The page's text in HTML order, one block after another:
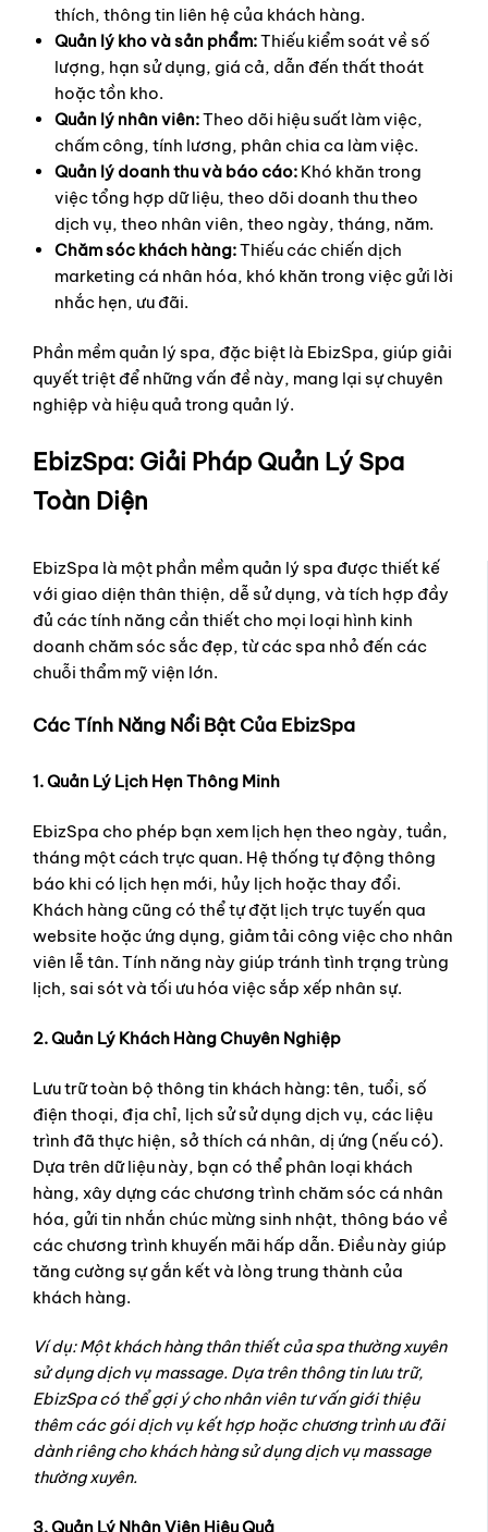
thích, thông tin liên hệ của khách hàng.
Quản lý kho và sản phẩm:Thiếu kiểm soát về số
lượng, hạn sử dụng, giá cả, dẫn đến thất thoát
hoặc tồn kho.
Quản lý nhân viên:Theo dõi hiệu suất làm việc,
chấm công, tính lương, phân chia ca làm việc.
Quản lý doanh thu và báo cáo: Khó khăn trong
việc tổng hợp dữ liệu, theo dõi doanh thu theo
dịch vụ, theo nhân viên, theo ngày, tháng, năm.
Chăm sóc khách hàng:Thiếu các chiến dịch
marketing cá nhân hóa, khó khăn trong việc gửi lời
nhắc hẹn, ưu đãi.
Phần mềm quản lý spa, đặc biệt là EbizSpa, giúp giải
quyết triệt để những vấn đề này, mang lại sự chuyên
nghiệp và hiệu quả trong quản lý.
EbizSpa: Giải Pháp Quản Lý Spa
Toàn Diện
EbizSpa là một phần mềm quản lý spa được thiết kế
với giao diện thân thiện, dễ sử dụng, và tích hợp đầy
đủ các tính năng cần thiết cho mọi loại hình kinh
doanh chăm sóc sắc đẹp, từ các spa nhỏ đến các
chuỗi thẩm mỹ viện lớn.
Các Tính Năng Nổi Bật Của EbizSpa
1. Quản Lý Lịch Hẹn Thông Minh
EbizSpa cho phép bạn xem lịch hẹn theo ngày, tuần,
tháng một cách trực quan. Hệ thống tự động thông
báo khi có lịch hẹn mới, hủy lịch hoặc thay đổi.
Khách hàng cũng có thể tự đặt lịch trực tuyến qua
website hoặc ứng dụng, giảm tải công việc cho nhân
viên lễ tân. Tính năng này giúp tránh tình trạng trùng
lịch, sai sót và tối ưu hóa việc sắp xếp nhân sự.
2. Quản Lý Khách Hàng Chuyên Nghiệp
Lưu trữ toàn bộ thông tin khách hàng: tên, tuổi, số
điện thoại, địa chỉ, lịch sử sử dụng dịch vụ, các liệu
trình đã thực hiện, sở thích cá nhân, dị ứng (nếu có).
Dựa trên dữ liệu này, bạn có thể phân loại khách
hàng, xây dựng các chương trình chăm sóc cá nhân
hóa, gửi tin nhắn chúc mừng sinh nhật, thông báo về
các chương trình khuyến mãi hấp dẫn. Điều này giúp
tăng cường sự gắn kết và lòng trung thành của
khách hàng.
Ví dụ: Một khách hàng thân thiết của spa thường xuyên
sử dụng dịch vụ massage. Dựa trên thông tin lưu trữ,
EbizSpa có thể gợi ý cho nhân viên tư vấn giới thiệu
thêm các gói dịch vụ kết hợp hoặc chương trình ưu đãi
dành riêng cho khách hàng sử dụng dịch vụ massage
thường xuyên.
3. Quản Lý Nhân Viên Hiệu Quả